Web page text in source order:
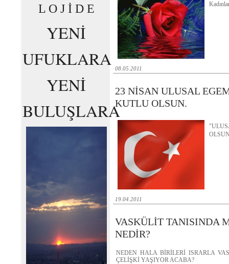
L O J İ D E
YENİ
UFUKLARA
YENİ
BULUŞLARA
08.05.2011
23 NİSAN ULUSAL
KUTLU OLSUN.
19.04.2011
VASKÜLİT TANISINDA
NEDİR?
NEDEN HALA BİRİLERİ ISRARLA
ÇELİŞKİ YAŞIYOR ACABA?